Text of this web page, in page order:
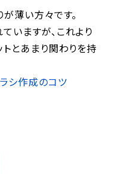
薄い方々です。
いますが、これより
とあまり関わりを持
シ作成のコツ